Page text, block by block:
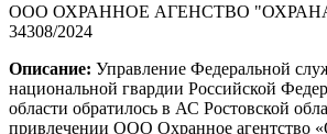
ООО ОХРАННОЕ АГЕНСТВО
34308/2024
Описание: Управление Федеральной
национальной гвардии Российской
области обратилось в АС Ростовской
привлечении ООО Охранное агентство